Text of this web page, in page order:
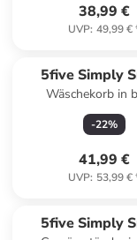
38,99 €
UVP: 49,99 €
5five Simply
Wäschekorb in
-22%
41,99 €
UVP: 53,99 €
5five Simply